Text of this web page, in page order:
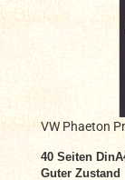
VW Phaeton
40 Seiten
Guter Zustand